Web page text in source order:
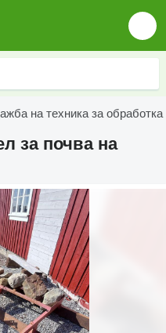
на техника за обработка
за почва на